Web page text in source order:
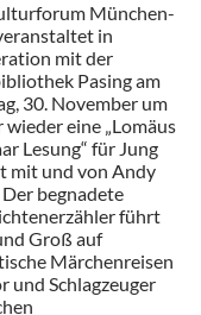
München-
in
mit der
Pasing am
30. November um
wieder eine „Lomäus
Lesung“ für Jung
mit und von Andy
begnadete
führt
Groß auf
Märchenreisen
und Schlagzeuger